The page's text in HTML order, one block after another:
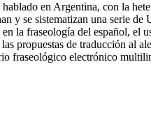
en Argentina, con la
y se sistematizan una serie
la fraseología del español,
propuestas de traducción
fraseológico electrónico